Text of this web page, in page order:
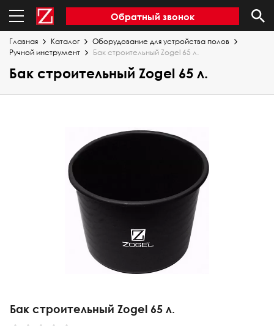
Обратный звонок
Главная Каталог
Оборудование для устройства полов
Ручной инструмент
Бак строительный Zogel 65 л.
Бак строительный Zogel 65 л.
Бак строительный Zogel 65 л.